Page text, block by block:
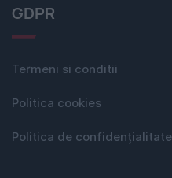
GDPR
Termeni si conditii
Politica cookies
Politica de confidențialitate